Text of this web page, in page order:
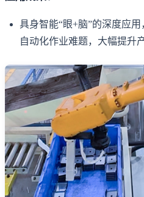
具身智能“眼+脑”的深度应
自动化作业难题，大幅提升